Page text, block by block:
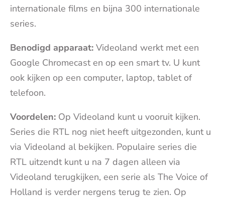
internationale films en bijna 300 internationale
series.
Benodigd apparaat: Videoland werkt met een
Google Chromecast en op een smart tv. U kunt
ook kijken op een computer, laptop, tablet of
telefoon.
Voordelen: Op Videoland kunt u vooruit kijken.
Series die RTL nog niet heeft uitgezonden, kunt u
via Videoland al bekijken. Populaire series die
RTL uitzendt kunt u na 7 dagen alleen via
Videoland terugkijken, een serie als The Voice of
Holland is verder nergens terug te zien. Op